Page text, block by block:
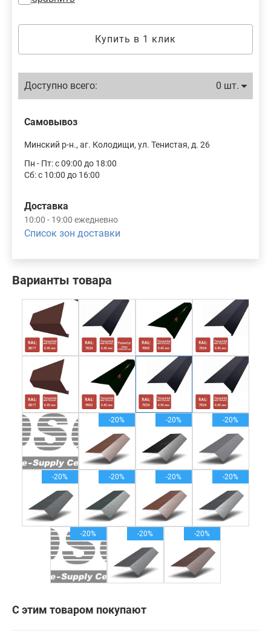
Варианты товара
-20% -20% -20%
-20% -20% -20% -20%
-20% -20% -20%
С этим товаром покупают
Купить в 1 клик
Доступно всего: 0 шт.
Самовывоз
Минский р-н., аг. Колодищи, ул. Тенистая, д. 26
Пн - Пт: с 09:00 до 18:00
Сб: с 10:00 до 16:00
Доставка
10:00 - 19:00 ежедневно
Список зон доставки